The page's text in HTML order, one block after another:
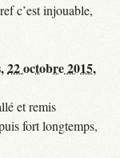
c’est injouable,
22 octobre 2015,
et remis
fort longtemps,